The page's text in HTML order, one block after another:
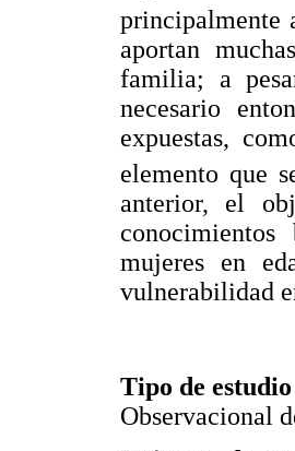
principalmente
aportan
familia; a
necesario
expuestas,
elemento que
anterior, el
mujeres en
vulnerabilidad
Tipo de estudio
Observacional